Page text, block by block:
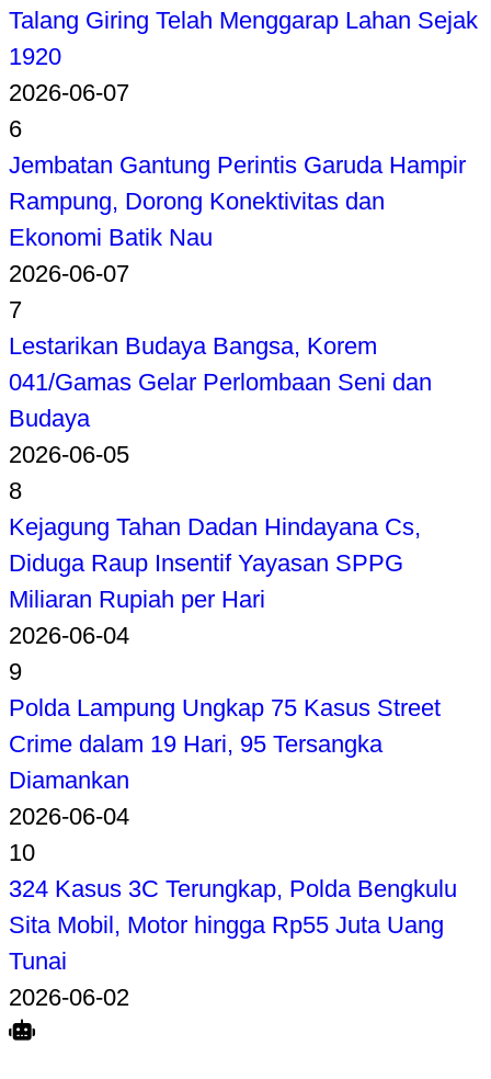
Talang Giring Telah Menggarap Lahan Sejak
1920
2026-06-07
6
Jembatan Gantung Perintis Garuda Hampir
Rampung, Dorong Konektivitas dan
Ekonomi Batik Nau
2026-06-07
7
Lestarikan Budaya Bangsa, Korem
041/Gamas Gelar Perlombaan Seni dan
Budaya
2026-06-05
8
Kejagung Tahan Dadan Hindayana Cs,
Diduga Raup Insentif Yayasan SPPG
Miliaran Rupiah per Hari
2026-06-04
9
Polda Lampung Ungkap 75 Kasus Street
Crime dalam 19 Hari, 95 Tersangka
Diamankan
2026-06-04
10
324 Kasus 3C Terungkap, Polda Bengkulu
Sita Mobil, Motor hingga Rp55 Juta Uang
Tunai
2026-06-02